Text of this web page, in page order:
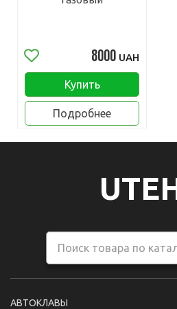
8000 UAH
Купить
Подробнее
АВТОКЛАВЫ